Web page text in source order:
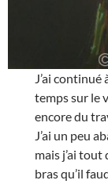
J’ai
temps sur le
encore du
J’ai un peu
mais j’ai
bras qu’il